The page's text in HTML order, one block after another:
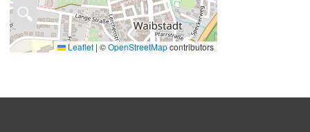
🔍
Leaflet | ©OpenStreetMapcontributors